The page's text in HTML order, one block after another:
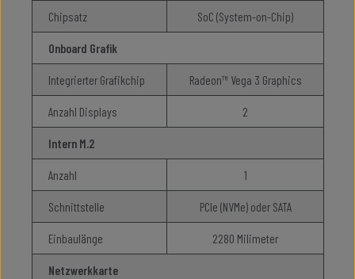
Chipsatz SoC (System-on-Chip)
Onboard Grafik
Integrierter Grafikchip Radeon™ Vega 3 Graphics
Anzahl Displays 2
Intern M.2
Anzahl 1
Schnittstelle PCIe (NVMe) oder SATA
Einbaulänge 2280 Milimeter
Netzwerkkarte